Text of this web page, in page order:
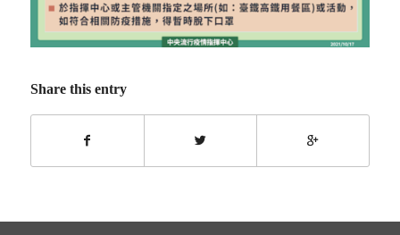
Share this entry